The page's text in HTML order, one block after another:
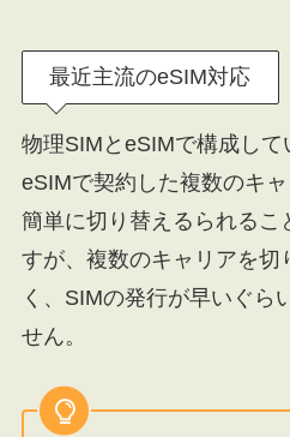
最近主流のeSIM対応
物理SIMとeSIMで構成して
eSIMで契約した複数のキ
簡単に切り替えるられるこ
すが、複数のキャリアを切
く、SIMの発行が早いぐら
せん。